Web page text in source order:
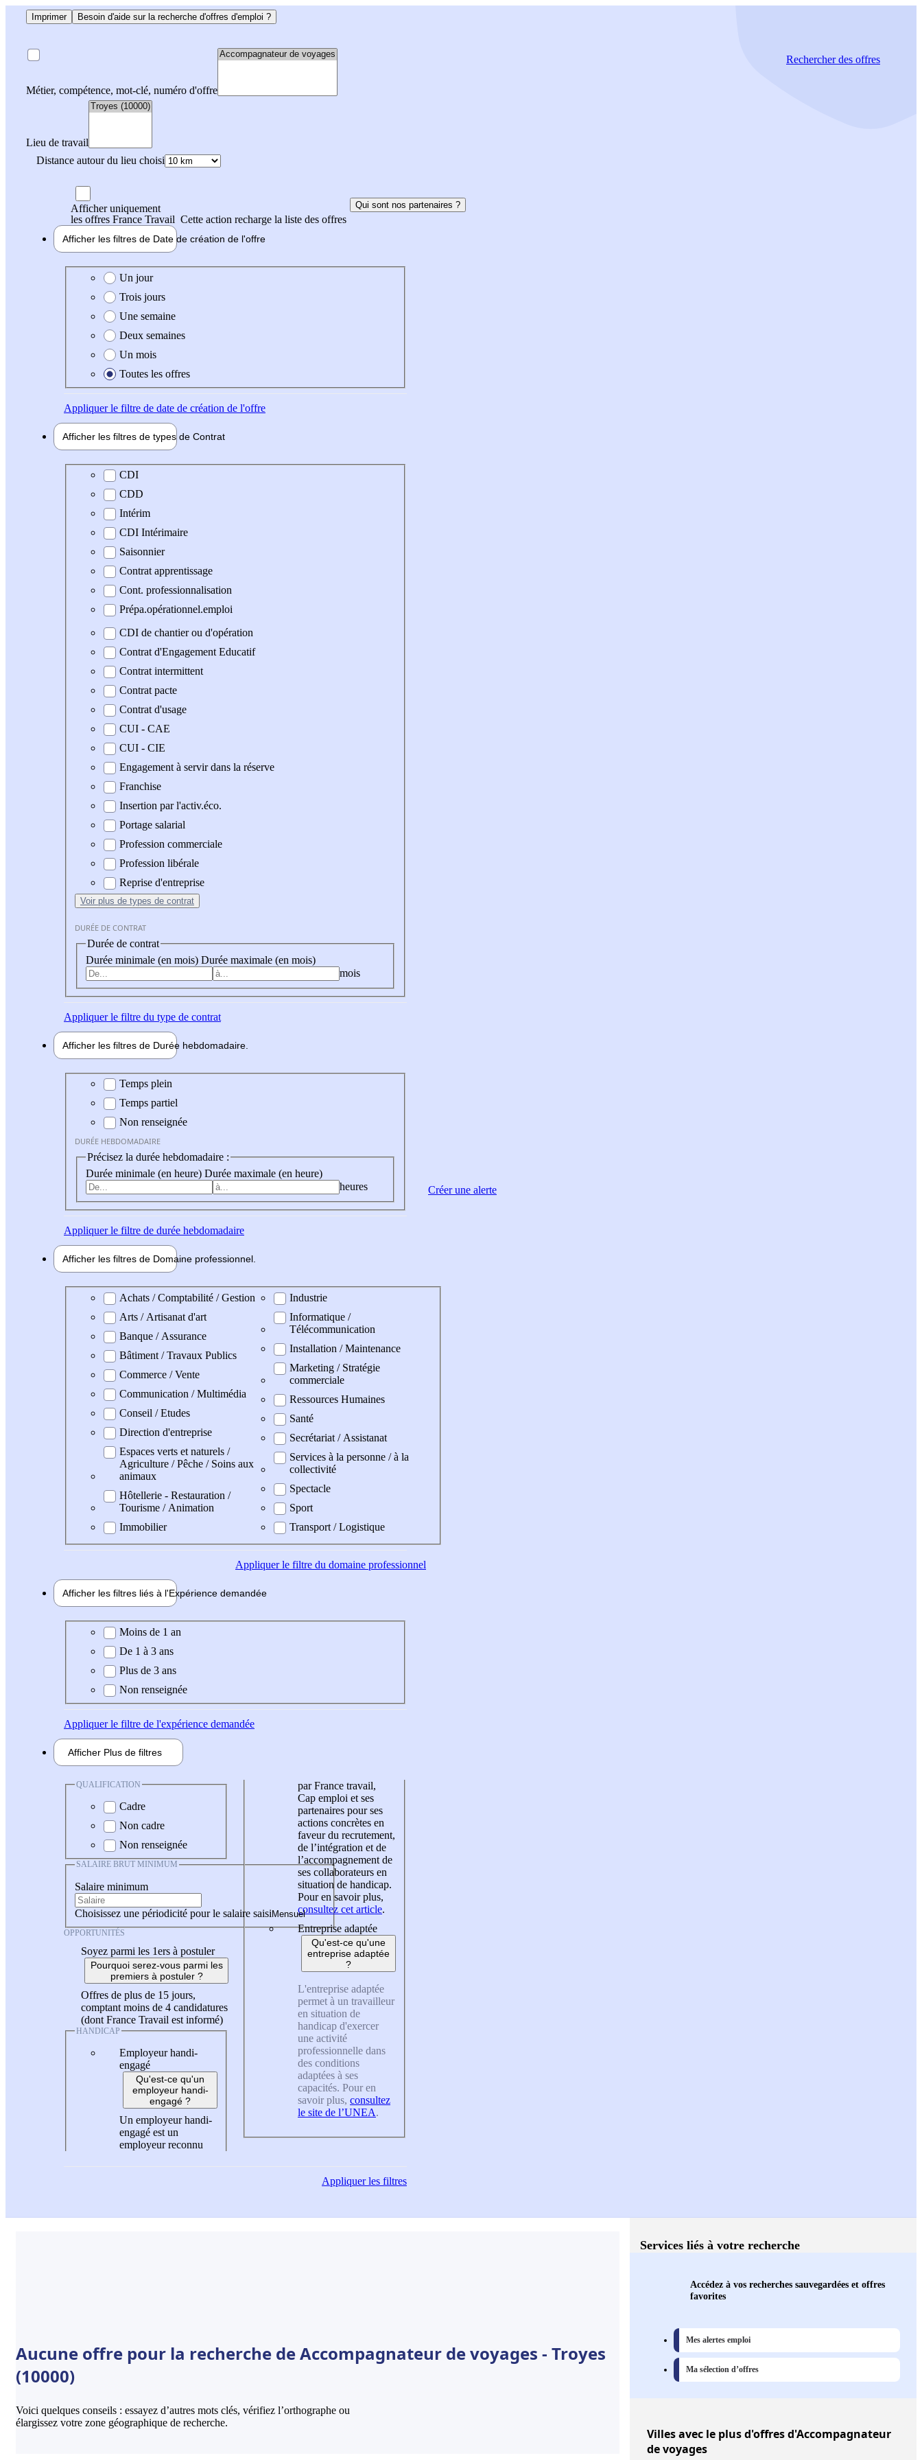
Imprimer Besoin d'aide sur la recherche d'offres d'emploi ?
Métier, compétence, mot-clé, numéro d'offre
Lieu de travail
Distance autour du lieu choisi
Rechercherdes offres
Afficher uniquement
les offres France Travail Cette action recharge la liste des offres
Qui sont nos partenaires ?
Afficher les filtres de Date de création de l'offre
Date de création de l'offre
Un jour
Trois jours
Une semaine
Deux semaines
Un mois
Toutes les offres
Appliquerle filtre de date de création de l'offre
Afficher les filtres de types de Contrat
Type de contrat
CDI
CDD
Intérim
CDI Intérimaire
Saisonnier
Contrat apprentissage
Cont. professionnalisation
Prépa.opérationnel.emploi
CDI de chantier ou d'opération
Contrat d'Engagement Educatif
Contrat intermittent
Contrat pacte
Contrat d'usage
CUI - CAE
CUI - CIE
Engagement à servir dans la réserve
Franchise
Insertion par l'activ.éco.
Portage salarial
Profession commerciale
Profession libérale
Reprise d'entreprise
Voir plus de types de contrat
DURÉE DE CONTRAT
Durée de contrat
Durée minimale (en mois) Durée maximale (en mois)
mois
Appliquerle filtre du type de contrat
Afficher les filtres de Durée hebdomadaire
Durée hebdomadaire
Temps plein
Temps partiel
Non renseignée
DURÉE HEBDOMADAIRE
Précisez la durée hebdomadaire :
Durée minimale (en heure) Durée maximale (en heure)
heures
Appliquerle filtre de durée hebdomadaire
Afficher les filtres de Domaine professionnel
Domaine professionel
Achats / Comptabilité / Gestion
Arts / Artisanat d'art
Banque / Assurance
Bâtiment / Travaux Publics
Commerce / Vente
Communication / Multimédia
Conseil / Etudes
Direction d'entreprise
Espaces verts et naturels /
Agriculture / Pêche / Soins aux
animaux
Hôtellerie - Restauration /
Tourisme / Animation
Immobilier
Industrie
Informatique /
Télécommunication
Installation / Maintenance
Marketing / Stratégie
commerciale
Ressources Humaines
Santé
Secrétariat / Assistanat
Services à la personne / à la
collectivité
Spectacle
Sport
Transport / Logistique
Appliquerle filtre du domaine professionnel
Afficher les filtres liés à l'Expérience demandée
Expérience demandée
Moins de 1 an
De 1 à 3 ans
Plus de 3 ans
Non renseignée
Appliquerle filtre de l'expérience demandée
Afficher Plus de filtres
QUALIFICATION
Cadre
Non cadre
Non renseignée
SALAIRE BRUT MINIMUM
Salaire minimum
Choisissez une périodicité pour le salaire saisi
OPPORTUNITÉS
Soyez parmi les 1ers à postuler
Pourquoi serez-vous parmi les
premiers à postuler ?
Offres de plus de 15 jours,
comptant moins de 4 candidatures
(dont France Travail est informé)
HANDICAP
Employeur handi-
engagé
Qu'est-ce qu'un
employeur handi-
engagé ?
Un employeur handi-
engagé est un
employeur reconnu
par France travail,
Cap emploi et ses
partenaires pour ses
actions concrètes en
faveur du recrutement,
de l’intégration et de
l’accompagnement de
ses collaborateurs en
situation de handicap.
Pour en savoir plus,
consultez cet article.
Entreprise adaptée
Qu'est-ce qu'une
entreprise adaptée
?
L'entreprise adaptée
permet à un travailleur
en situation de
handicap d'exercer
une activité
professionnelle dans
des conditions
adaptées à ses
capacités. Pour en
savoir plus, consultez
le site de l’UNEA.
Appliquerles filtres
Créer une alerte
Aucune offre pour la recherche de Accompagnateur de voyages - Troyes
(10000)
Voici quelques conseils : essayez d’autres mots clés, vérifiez l’orthographe ou
élargissez votre zone géographique de recherche.
Services liés à votre recherche
Accédez à vos recherches sauvegardées et offres
favorites
Mes alertes emploi
Ma sélection d’offres
Villesavec le plus d'offres d'Accompagnateur
de voyages